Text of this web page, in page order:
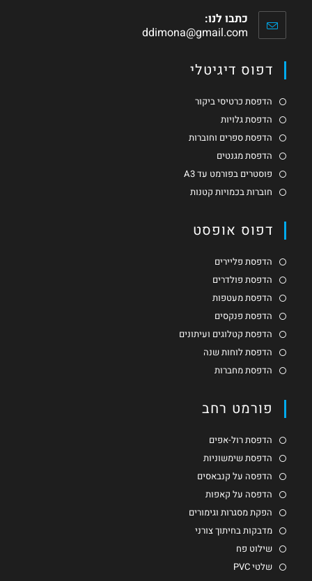
כתבו לנו:
ddimona@gmail.com
דפוס דיגיטלי
הדפסת כרטיסי ביקור
הדפסת גלויות
הדפסת ספרים וחוברות
הדפסת מגנטים
פוסטרים בפורמט עד A3
חוברות בכמויות קטנות
דפוס אופסט
הדפסת פליירים
הדפסת פולדרים
הדפסת מעטפות
הדפסת פנקסים
הדפסת קטלוגים ועיתונים
הדפסת לוחות שנה
הדפסת מחברות
פורמט רחב
הדפסת רול-אפים
הדפסת שימשוניות
הדפסה על קנבאסים
הדפסה על קאפות
הפקת מסגרות וגימורים
מדבקות בחיתוך צורני
שילוט פח
שלטי PVC